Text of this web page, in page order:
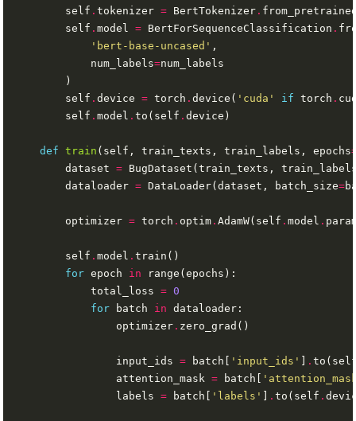
        self
.tokenizer = BertTokenizer .
        self
.model = BertForSequenceClassification .
'bert-base-uncased'
            num_labels
=
        self
.device = torch .device( 'cuda' if torch .
        self
.model .to(self .
def train (self, train_texts, train_labels, epochs
        dataset
= BugDataset(train_texts,
        dataloader
= DataLoader(dataset, batch_size=
        optimizer
= torch . optim .AdamW(self .model .
        self
.model .
for epoch in
            total_loss
= 0
for batch in
                optimizer
.
                input_ids
= batch[ 'input_ids' ] .
                attention_mask
= batch[
                labels
= batch[ 'labels' ] .to(self .